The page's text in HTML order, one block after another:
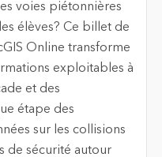
voies piétonnières
élèves? Ce billet de
Online transforme
exploitables à
et des
étape des
sur les collisions
de sécurité autour